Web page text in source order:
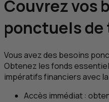
Couvrez vos
ponctuels
Vous avez des besoins
Obtenez les fonds
impératifs financiers avec
Accès immédiat :